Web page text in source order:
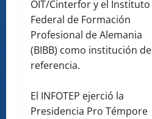
OIT/Cinterfor y el Instituto
Federal de Formación
Profesional de Alemania
(BIBB) como institución de
referencia.
El INFOTEP ejerció la
Presidencia Pro Témpore